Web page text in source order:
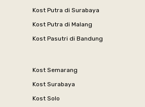
Kost Putra di Surabaya
Kost Putra di Malang
Kost Pasutri di Bandung
Kost Semarang
Kost Surabaya
Kost Solo